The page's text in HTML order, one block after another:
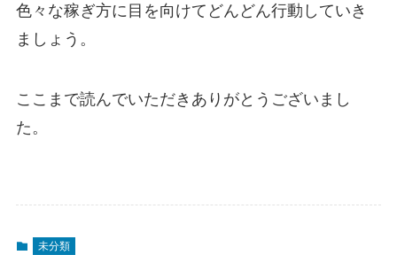
色々な稼ぎ方に目を向けてどんどん行動していき
ましょう。
ここまで読んでいただきありがとうございまし
た。
未分類